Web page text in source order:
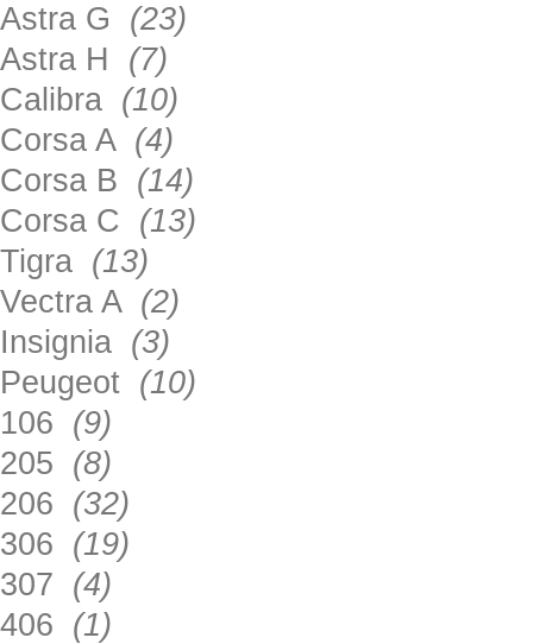
Astra G (23)
Astra H (7)
Calibra (10)
Corsa A (4)
Corsa B (14)
Corsa C (13)
Tigra (13)
Vectra A (2)
Insignia (3)
Peugeot (10)
106 (9)
205 (8)
206 (32)
306 (19)
307 (4)
406 (1)